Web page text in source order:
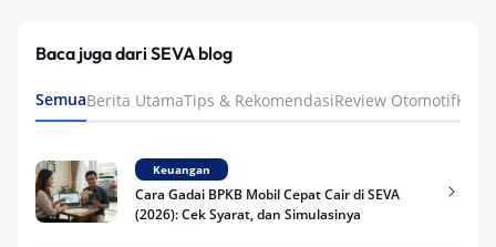
Baca juga dari SEVA blog
SemuaBerita UtamaTips & RekomendasiReview Otomotif
Keuangan
Cara Gadai BPKB Mobil Cepat Cair di SEVA
(2026): Cek Syarat, dan Simulasinya